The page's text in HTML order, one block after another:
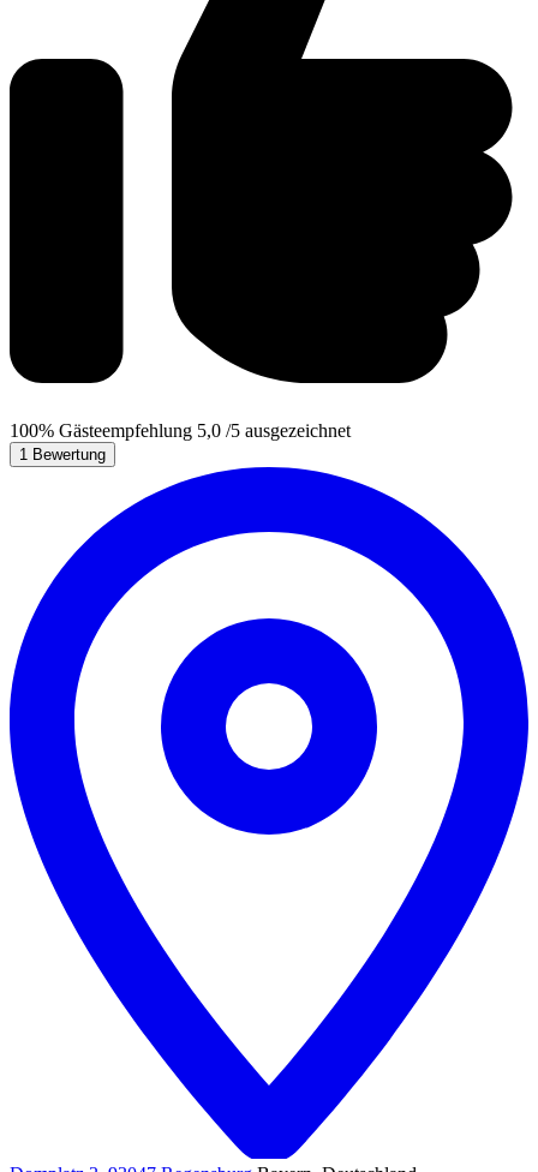
100% Gästeempfehlung 5,0 /5 ausgezeichnet
1 Bewertung